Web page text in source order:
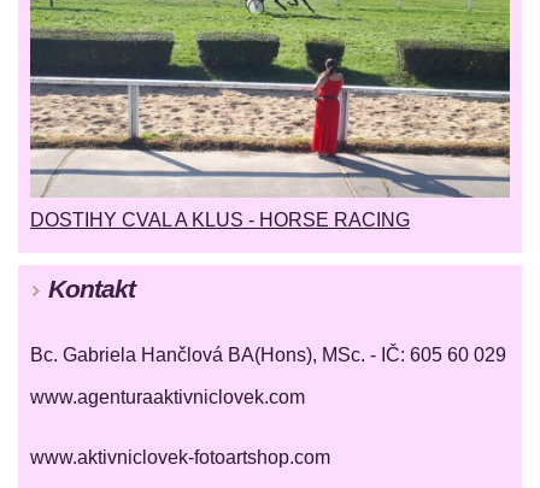
DOSTIHY CVAL A KLUS - HORSE RACING
Kontakt
Bc. Gabriela Hančlová BA(Hons), MSc. - IČ: 605 60 029
www.agenturaaktivniclovek.com
www.aktivniclovek-fotoartshop.com